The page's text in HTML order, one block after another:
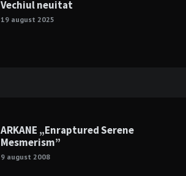
Vechiul neuitat
19 august 2025
ARKANE „Enraptured Serene
Mesmerism”
9 august 2008